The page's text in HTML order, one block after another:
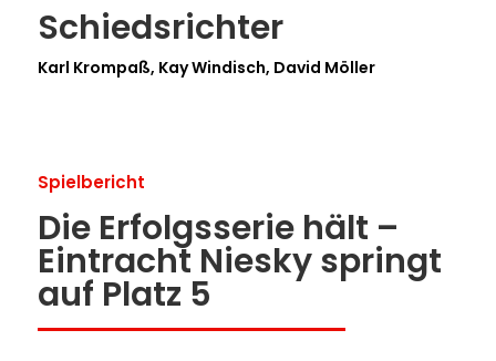
Schiedsrichter
Karl Krompaß, Kay Windisch, David Möller
Spielbericht
Die Erfolgsserie hält –
Eintracht Niesky springt
auf Platz 5